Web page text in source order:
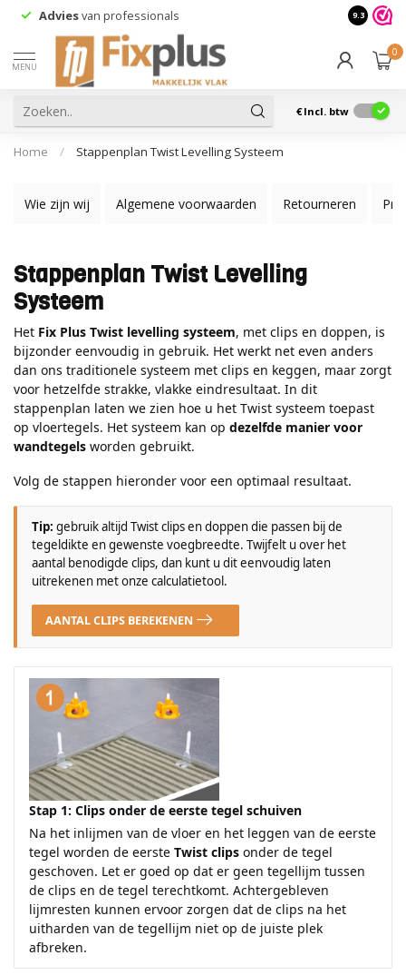
Adviesvan professionals 9.3
MENU
0
€ Incl. btw
Home / Stappenplan Twist Levelling Systeem
Wie zijn wij Algemene voorwaarden Retourneren
Stappenplan Twist Levelling
Systeem
Het Fix Plus Twist levelling systeem, met clips en doppen, is
bijzonder eenvoudig in gebruik. Het werkt net even anders
dan ons traditionele systeem met clips en keggen, maar zorgt
voor hetzelfde strakke, vlakke eindresultaat. In dit
stappenplan laten we zien hoe u het Twist systeem toepast
op vloertegels. Het systeem kan op dezelfde manier voor
wandtegels worden gebruikt.
Volg de stappen hieronder voor een optimaal resultaat.
Tip: gebruik altijd Twist clips en doppen die passen bij de
tegeldikte en gewenste voegbreedte. Twijfelt u over het
aantal benodigde clips, dan kunt u dit eenvoudig laten
uitrekenen met onze calculatietool.
AANTAL CLIPS BEREKENEN
Stap 1: Clips onder de eerste tegel schuiven
Na het inlijmen van de vloer en het leggen van de eerste
tegel worden de eerste Twist clips onder de tegel
geschoven. Let er goed op dat er geen tegellijm tussen
de clips en de tegel terechtkomt. Achtergebleven
lijmresten kunnen ervoor zorgen dat de clips na het
uitharden van de tegellijm niet op de juiste plek
afbreken.